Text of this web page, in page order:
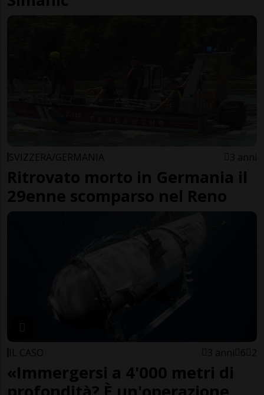
SVIZZERA/GERMANIA 3 anni
Ritrovato morto in Germania il
29enne scomparso nel Reno
IL CASO 3 anni 6 2
«Immergersi a 4'000 metri di